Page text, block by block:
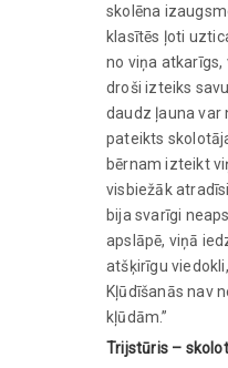
skolēna
klasītēs ļoti
no viņa
droši izteiks
daudz ļauna var
pateikts
bērnam izteikt
visbiežāk
bija svarīgi
apslāpē, viņā
atšķirīgu
Kļūdīšanās nav
kļūdām.”
Trijstūris –